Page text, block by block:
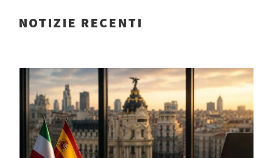
NOTIZIE RECENTI